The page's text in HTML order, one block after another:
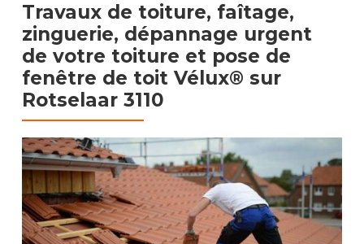
Travaux de toiture, faîtage,
zinguerie, dépannage urgent
de votre toiture et pose de
fenêtre de toit Vélux® sur
Rotselaar 3110